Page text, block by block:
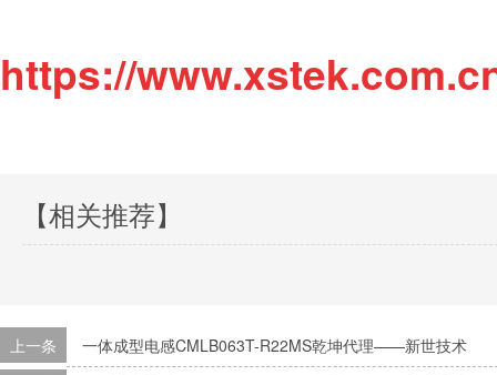
https://
【相关推荐】
上一条
一体成型电感CMLB063T-R22MS乾坤代理——新世技术